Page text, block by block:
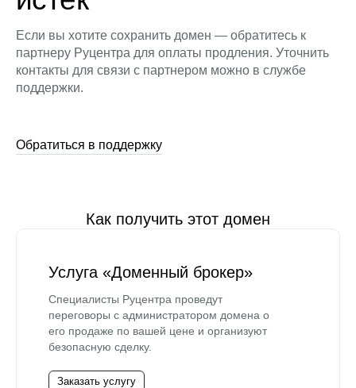
Если вы хотите сохранить домен — обратитесь к
партнеру Руцентра для оплаты продления. Уточнить
контакты для связи с партнером можно в службе
поддержки.
Обратиться в поддержку
Как получить этот домен
Услуга «Доменный брокер»
Специалисты Руцентра проведут
переговоры с администратором домена о
его продаже по вашей цене и организуют
безопасную сделку.
Заказать услугу